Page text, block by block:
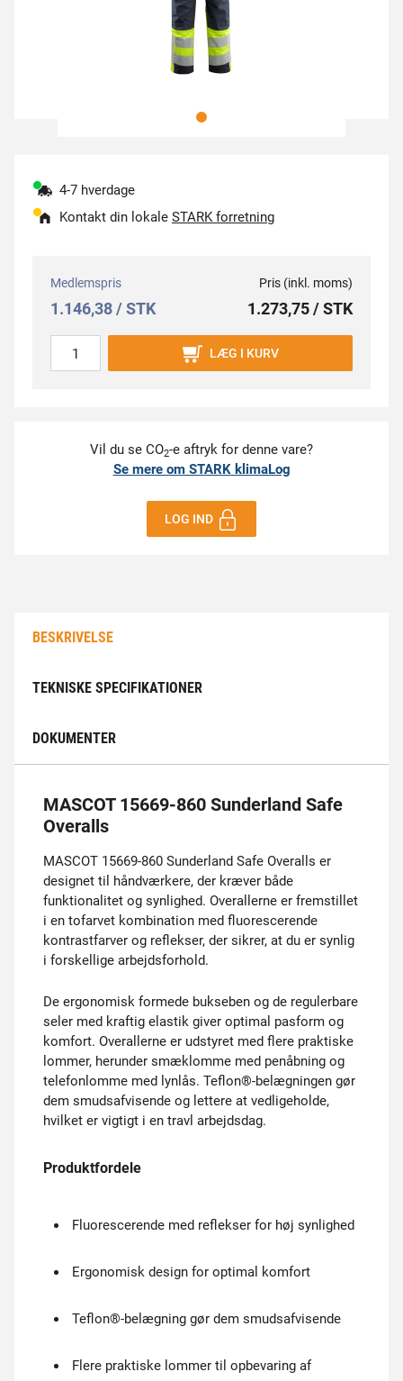
4-7 hverdage
Kontakt din lokale STARK forretning
Medlemspris
1.146,38 / STK
Pris (inkl. moms)
1.273,75 / STK
LÆG I KURV
Vil du se CO2-e aftryk for denne vare?
Se mere om STARK klimaLog
LOG IND
BESKRIVELSE
TEKNISKE SPECIFIKATIONER
DOKUMENTER
MASCOT 15669-860 Sunderland Safe
Overalls
MASCOT 15669-860 Sunderland Safe Overalls er
designet til håndværkere, der kræver både
funktionalitet og synlighed. Overallerne er fremstillet
i en tofarvet kombination med fluorescerende
kontrastfarver og reflekser, der sikrer, at du er synlig
i forskellige arbejdsforhold.
De ergonomisk formede bukseben og de regulerbare
seler med kraftig elastik giver optimal pasform og
komfort. Overallerne er udstyret med flere praktiske
lommer, herunder smæklomme med penåbning og
telefonlomme med lynlås. Teflon®-belægningen gør
dem smudsafvisende og lettere at vedligeholde,
hvilket er vigtigt i en travl arbejdsdag.
Produktfordele
Fluorescerende med reflekser for høj synlighed
Ergonomisk design for optimal komfort
Teflon®-belægning gør dem smudsafvisende
Flere praktiske lommer til opbevaring af